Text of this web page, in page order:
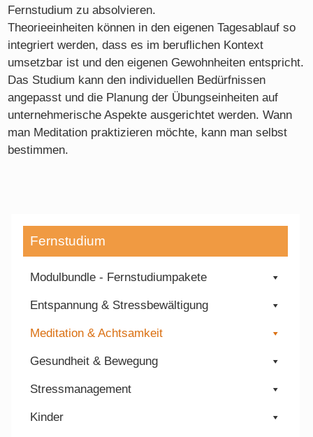
Fernstudium zu absolvieren.
Theorieeinheiten können in den eigenen Tagesablauf so
integriert werden, dass es im beruflichen Kontext
umsetzbar ist und den eigenen Gewohnheiten entspricht.
Das Studium kann den individuellen Bedürfnissen
angepasst und die Planung der Übungseinheiten auf
unternehmerische Aspekte ausgerichtet werden. Wann
man Meditation praktizieren möchte, kann man selbst
bestimmen.
Fernstudium
Modulbundle - Fernstudiumpakete
Entspannung & Stressbewältigung
Meditation & Achtsamkeit
Gesundheit & Bewegung
Stressmanagement
Kinder